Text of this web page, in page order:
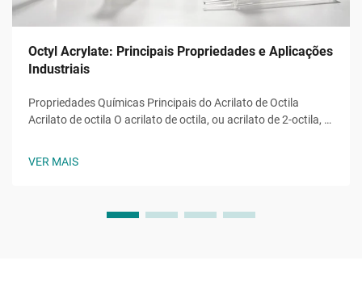
Octyl Acrylate: Principais Propriedades e Aplicações
Industriais
Propriedades Químicas Principais do Acrilato de Octila
Acrilato de octila O acrilato de octila, ou acrilato de 2-octila, é
VER MAIS